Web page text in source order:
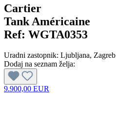
Cartier
Tank Américaine
Ref: WGTA0353
Uradni zastopnik: Ljubljana, Zagreb
Dodaj na seznam želja:
9.900,00 EUR